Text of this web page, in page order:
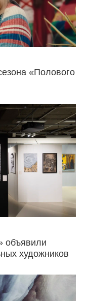
«Полового
объявили
художников